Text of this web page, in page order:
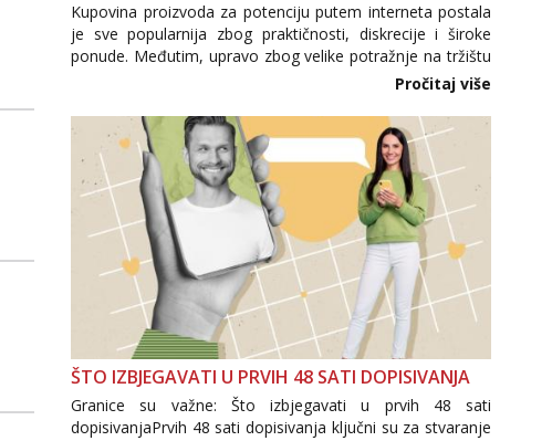
Kupovina proizvoda za potenciju putem interneta postala
je sve popularnija zbog praktičnosti, diskrecije i široke
ponude. Međutim, upravo zbog velike potražnje na tržištu
se pojavljuju i brojni krivotvoreni proizvodi, nepouzdane
internetske trgovine te proizvodi nepoznatog podrijetla. ...
Pročitaj više
ŠTO IZBJEGAVATI U PRVIH 48 SATI DOPISIVANJA
Granice su važne: Što izbjegavati u prvih 48 sati
dopisivanjaPrvih 48 sati dopisivanja ključni su za stvaranje